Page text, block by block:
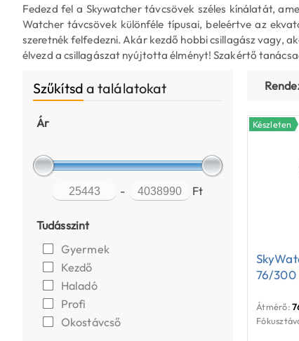
Fedezd fel a Skywatcher távcsövek széles kínálatát,
Watcher távcsövek különféle típusai, beleértve az
szeretnék felfedezni. Akár kezdő hobbi csillagász vagy,
élvezd a csillagászat nyújtotta élményt! Szakértő
Szűkítsd a találatokat
Ár
- Ft
Tudásszint
Gyermek
Kezdő
Haladó
Profi
Okostávcső
Készleten
76/300
Átmérő: